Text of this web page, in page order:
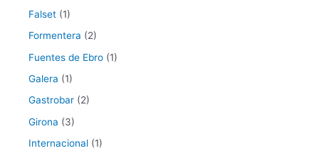
Falset (1)
Formentera (2)
Fuentes de Ebro (1)
Galera (1)
Gastrobar (2)
Girona (3)
Internacional (1)